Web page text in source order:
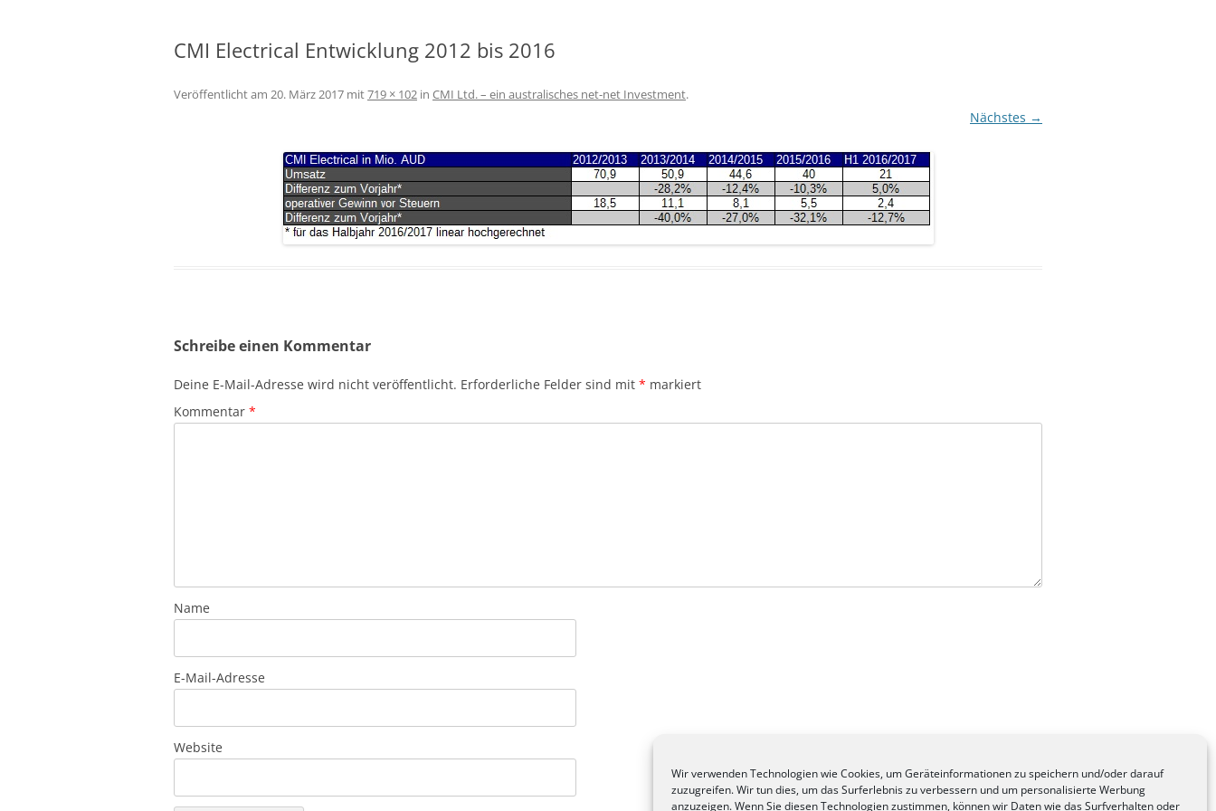
Wir verwenden Technologien wie Cookies, um Geräteinformationen zu speichern und/oder darauf
zuzugreifen. Wir tun dies, um das Surferlebnis zu verbessern und um personalisierte Werbung
anzuzeigen. Wenn Sie diesen Technologien zustimmen, können wir Daten wie das Surfverhalten oder
CMI Electrical Entwicklung 2012 bis 2016
Veröffentlicht am 20. März 2017 mit719 × 102 in CMI Ltd. – ein australisches net-net Investment.
Nächstes →
Schreibe einen Kommentar
Deine E-Mail-Adresse wird nicht veröffentlicht. Erforderliche Felder sind mit * markiert
Kommentar *
Name
E-Mail-Adresse
Website